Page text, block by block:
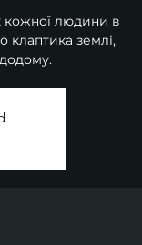
кожної людини в
клаптика землі,